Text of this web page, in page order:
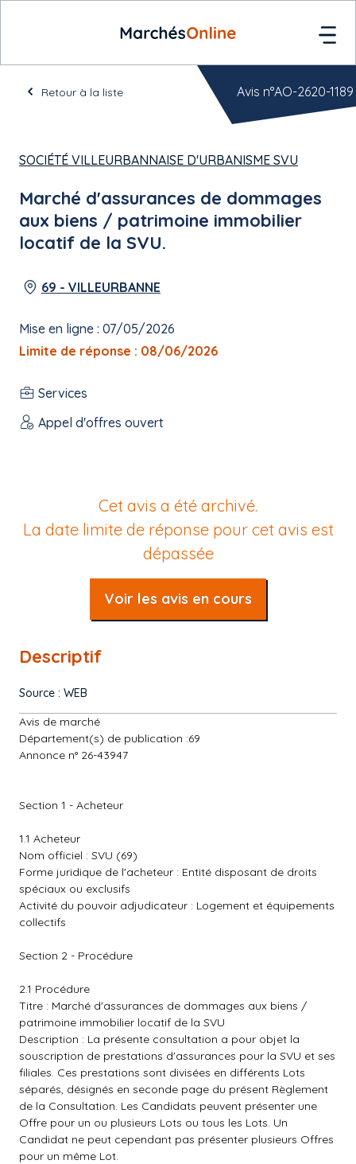
Retour à la liste
SOCIÉTÉ VILLEURBANNAISE D'URBANISME SVU
Marché d'assurances de dommages
aux biens / patrimoine immobilier
locatif de la SVU.
69 - VILLEURBANNE
Mise en ligne : 07/05/2026
Limite de réponse : 08/06/2026
Services
Appel d'offres ouvert
Avis n°AO-2620-1189
Cet avis a été archivé.
La date limite de réponse pour cet avis est
dépassée
Voir les avis en cours
Descriptif
Source : WEB
Avis de marché
Département(s) de publication :69
Annonce n° 26-43947
Section 1 - Acheteur
1.1 Acheteur
Nom officiel : SVU (69)
Forme juridique de l'acheteur : Entité disposant de droits
spéciaux ou exclusifs
Activité du pouvoir adjudicateur : Logement et équipements
collectifs
Section 2 - Procédure
2.1 Procédure
Titre : Marché d'assurances de dommages aux biens /
patrimoine immobilier locatif de la SVU
Description : La présente consultation a pour objet la
souscription de prestations d'assurances pour la SVU et ses
filiales. Ces prestations sont divisées en différents Lots
séparés, désignés en seconde page du présent Règlement
de la Consultation. Les Candidats peuvent présenter une
Offre pour un ou plusieurs Lots ou tous les Lots. Un
Candidat ne peut cependant pas présenter plusieurs Offres
pour un même Lot.